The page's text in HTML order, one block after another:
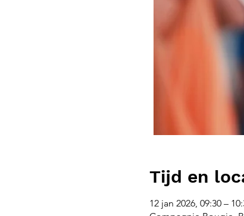
Tijd en
12 jan 2026, 09:30 –